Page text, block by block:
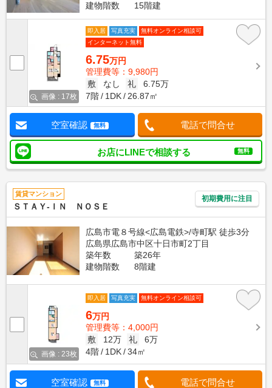
建物階数
15階建
画像 : 17枚
即入居 写真充実
無料オンライン相談可
インターネット無料
6.75万円
管理費等：9,980円
敷
なし 礼
6.75万
7階
1DK 26.87㎡
空室確認 無料 電話で問合せ
お店にLINEで相談する 無料
賃貸マンション
ＳＴＡＹ-ＩＮ ＮＯＳＥ
初期費用に注目
広島市電８号線<広島電鉄>/寺町駅 徒歩3分
広島県広島市中区十日市町2丁目
築年数
築26年
建物階数
8階建
画像 : 23枚
即入居 写真充実 無料オンライン相談可
6万円
管理費等：4,000円
敷
12万 礼
6万
4階
1DK 34㎡
空室確認 無料 電話で問合せ